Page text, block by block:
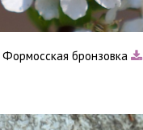
Формосская бронзовка